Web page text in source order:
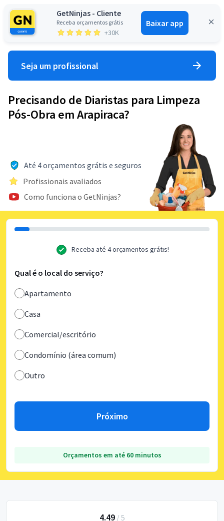
GetNinjas - Cliente
Receba orçamentos grátis
+30K
Baixar app
Entrar
Seja um profissional
Precisando de Diaristas para Limpeza
Pós-Obra em Arapiraca?
Até 4 orçamentos grátis e seguros
Profissionais avaliados
Como funciona o GetNinjas?
Receba até 4 orçamentos grátis!
Qual é o local do serviço?
Apartamento
Casa
Comercial/escritório
Condomínio (área comum)
Outro
Próximo
Orçamentos em até 60 minutos
4.49/ 5